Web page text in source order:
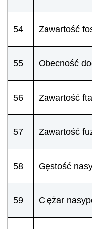
54 Zawartość
55 Obecność
56 Zawartość
57 Zawartość
58 Gęstość
59 Ciężar